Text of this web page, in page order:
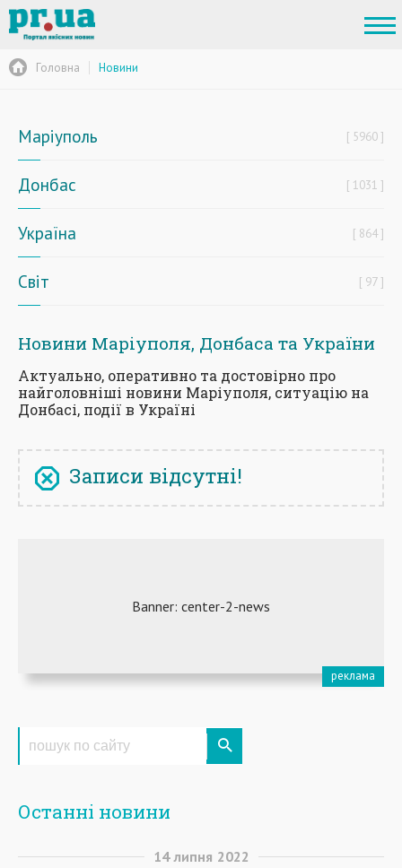
Головна Новини
Маріуполь 5960
Донбас 1031
Україна 864
Світ 97
Новини Маріуполя, Донбаса та України
Актуально, оперативно та достовірно про
найголовніші новини Маріуполя, ситуацію на
Донбасі, події в Україні
Записи відсутні!
Останні новини
14 липня 2022